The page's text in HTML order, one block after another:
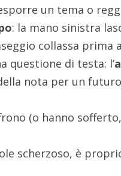
un tema o
: la mano sinistra
collassa prima
questione di testa: l’
nota per un
(o hanno
scherzoso, è